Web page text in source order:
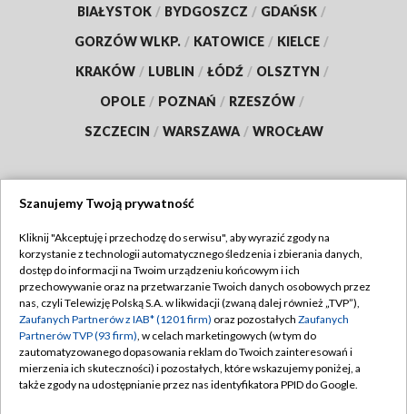
BIAŁYSTOK / BYDGOSZCZ / GDAŃSK /
GORZÓW WLKP. / KATOWICE / KIELCE /
KRAKÓW / LUBLIN / ŁÓDŹ / OLSZTYN /
OPOLE / POZNAŃ / RZESZÓW /
SZCZECIN / WARSZAWA / WROCŁAW
TVP
Abonament TVP
Emisja w TVP
Centrum informacji TVP
Naziemna Telewizja Cyfrowa
Regulamin TVP
Polityka prywatności
Moje zgody
Pomoc
Szanujemy Twoją prywatność
Kliknij "Akceptuję i przechodzę do serwisu", aby wyrazić zgody na
korzystanie z technologii automatycznego śledzenia i zbierania danych,
dostęp do informacji na Twoim urządzeniu końcowym i ich
przechowywanie oraz na przetwarzanie Twoich danych osobowych przez
nas, czyli Telewizję Polską S.A. w likwidacji (zwaną dalej również „TVP”),
Zaufanych Partnerów z IAB* (1201 firm) oraz pozostałych Zaufanych
Partnerów TVP (93 firm), w celach marketingowych (w tym do
zautomatyzowanego dopasowania reklam do Twoich zainteresowań i
mierzenia ich skuteczności) i pozostałych, które wskazujemy poniżej, a
także zgody na udostępnianie przez nas identyfikatora PPID do Google.